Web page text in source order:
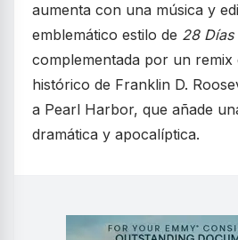
aumenta con una música y
emblemático estilo de 28 Días
complementada por un remix
histórico de Franklin D.
a Pearl Harbor, que añade
dramática y apocalíptica.